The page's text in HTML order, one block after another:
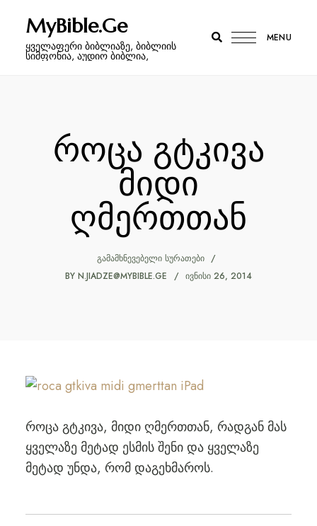
MyBible.Ge
ყველაფერი ბიბლიაზე, ბიბლიის
სიმფონია, აუდიო ბიბლია,
MENU
როცა გტკივა
მიდი
ღმერთთან
ᲒᲐᲛᲐᲛᲮᲜᲔᲕᲔᲑᲔᲚᲘ ᲡᲣᲠᲐᲗᲔᲑᲘ
BY N.JIADZE@MYBIBLE.GE ᲘᲕᲜᲘᲡᲘ 26, 2014
როცა გტკივა, მიდი ღმერთთან, რადგან მას
ყველაზე მეტად ესმის შენი და ყველაზე
მეტად უნდა, რომ დაგეხმაროს.